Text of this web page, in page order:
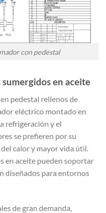
con pedestal
en aceite
pedestal rellenos de
eléctrico montado en
refrigeración y el
se prefieren por su
calor y mayor vida útil.
en aceite pueden soportar
diseñados para entornos
de gran demanda,